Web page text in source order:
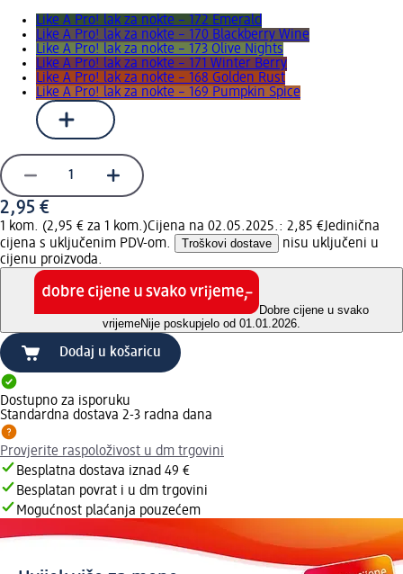
Like A Pro! lak za nokte – 172 Emerald
Like A Pro! lak za nokte – 170 Blackberry Wine
Like A Pro! lak za nokte – 173 Olive Nights
Like A Pro! lak za nokte – 171 Winter Berry
Like A Pro! lak za nokte – 168 Golden Rust
Like A Pro! lak za nokte – 169 Pumpkin Spice
2,95 €
1 kom. (2,95 € za 1 kom.)Cijena na 02.05.2025.: 2,85 €Jedinična
cijena s uključenim PDV-om.
Troškovi dostave
nisu uključeni u
cijenu proizvoda.
Dobre cijene u svako
vrijemeNije poskupjelo od 01.01.2026.
Dodaj u košaricu
Dostupno za isporuku
Standardna dostava 2-3 radna dana
Provjerite raspoloživost u dm trgovini
Besplatna dostava iznad 49 €
Besplatan povrat i u dm trgovini
Mogućnost plaćanja pouzećem